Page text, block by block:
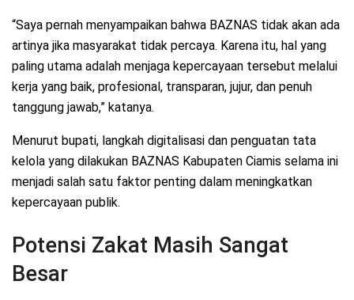
“Saya pernah menyampaikan bahwa BAZNAS tidak akan ada
artinya jika masyarakat tidak percaya. Karena itu, hal yang
paling utama adalah menjaga kepercayaan tersebut melalui
kerja yang baik, profesional, transparan, jujur, dan penuh
tanggung jawab,” katanya.
Menurut bupati, langkah digitalisasi dan penguatan tata
kelola yang dilakukan BAZNAS Kabupaten Ciamis selama ini
menjadi salah satu faktor penting dalam meningkatkan
kepercayaan publik.
Potensi Zakat Masih Sangat
Besar